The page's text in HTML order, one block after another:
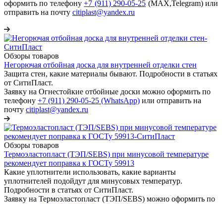
оформить по телефону+7 (911) 290-05-25 (МАХ,Telegram) или
отправить на почту citiplast@yandex.ru
Обзоры товаров
Негорючая отбойная доска для внутренней отделки стен
Защита стен, какие материалы бывают. Подробности в статьях
от СитиПласт.
Заявку на Огнестойкие отбойные доски можно оформить по
телефону +7 (911) 290-05-25 (WhatsApp) или отправить на
почту citiplast@yandex.ru
Обзоры товаров
Термоэластопласт (ТЭП/SEBS) при минусовой температуре
рекомендует поправка к ГОСТу 59913
Какие уплотнители использовать, какие варианты
уплотнителей подойдут для минусовых температур.
Подробности в статьях от СитиПласт.
Заявку на Термоэластопласт (ТЭП/SEBS) можно оформить по